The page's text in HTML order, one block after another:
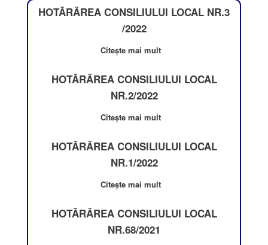
HOTĂRÂREA CONSILIULUI LOCAL NR.3
/2022
Citește mai mult
HOTĂRÂREA CONSILIULUI LOCAL
NR.2/2022
Citește mai mult
HOTĂRÂREA CONSILIULUI LOCAL
NR.1/2022
Citește mai mult
HOTĂRÂREA CONSILIULUI LOCAL
NR.68/2021